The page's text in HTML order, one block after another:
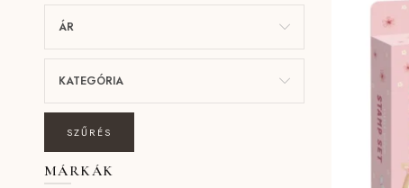
ÁR
KATEGÓRIA
SZŰRÉS
MÁRKÁK